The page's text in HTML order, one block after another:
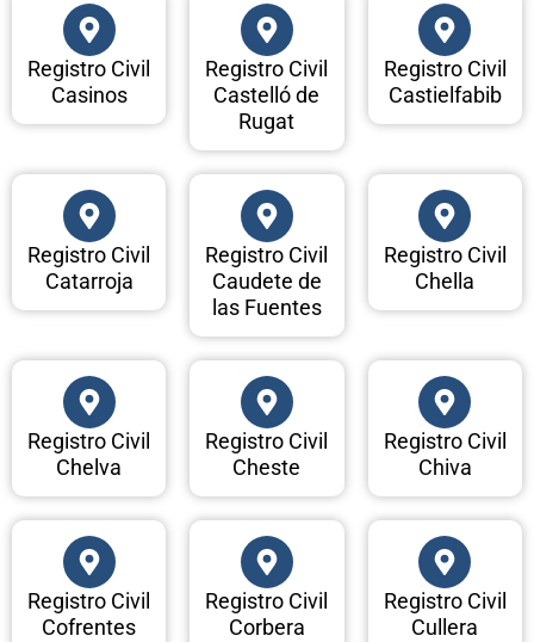
Registro Civil
Casinos
Registro Civil
Castelló de
Rugat
Registro Civil
Castielfabib
Registro Civil
Catarroja
Registro Civil
Caudete de
las Fuentes
Registro Civil
Chella
Registro Civil
Chelva
Registro Civil
Cheste
Registro Civil
Chiva
Registro Civil
Cofrentes
Registro Civil
Corbera
Registro Civil
Cullera